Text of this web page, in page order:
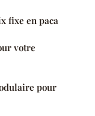
fixe en paca
votre
pour